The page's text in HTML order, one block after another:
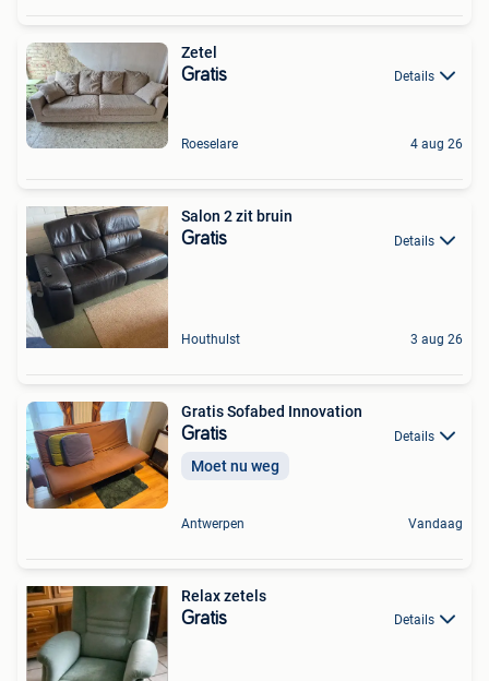
Zetel
Gratis Details
Roeselare 4 aug 26
Salon 2 zit bruin
Gratis Details
Houthulst 3 aug 26
Gratis Sofabed Innovation
Gratis Details
Moet nu weg
Antwerpen Vandaag
Relax zetels
Gratis Details